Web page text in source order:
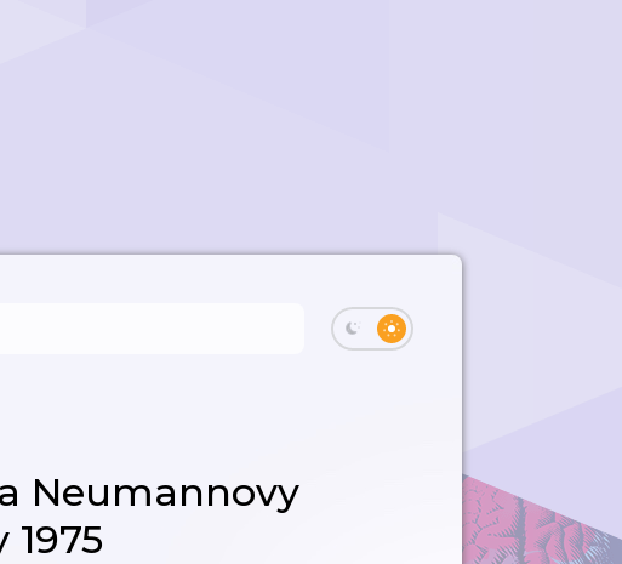
Neumannovy